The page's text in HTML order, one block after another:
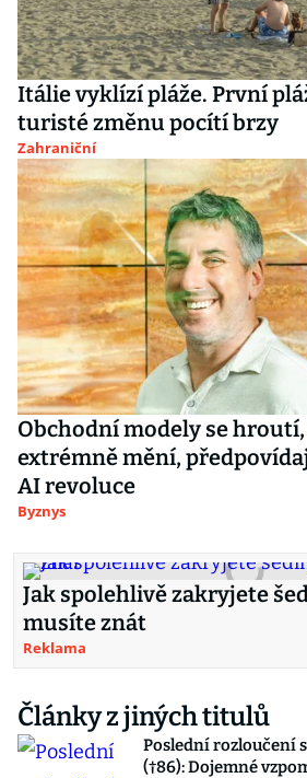
Itálie vyklízí pláže. První
turisté změnu pocítí brzy
Zahraniční
Obchodní modely se
extrémně mění,
AI revoluce
Byznys
Jak spolehlivě zakryjete
musíte znát
Reklama
Články z jiných titulů
Poslední rozloučení
(†86): Dojemné